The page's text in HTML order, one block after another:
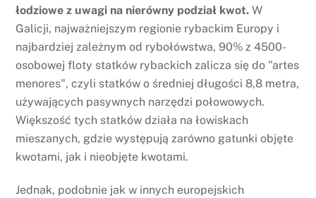
łodziowe z uwagi na nierówny podział kwot. W
Galicji, najważniejszym regionie rybackim Europy i
najbardziej zależnym od rybołówstwa, 90% z 4500-
osobowej floty statków rybackich zalicza się do "artes
menores", czyli statków o średniej długości 8,8 metra,
używających pasywnych narzędzi połowowych.
Większość tych statków działa na łowiskach
mieszanych, gdzie występują zarówno gatunki objęte
kwotami, jak i nieobjęte kwotami.
Jednak, podobnie jak w innych europejskich